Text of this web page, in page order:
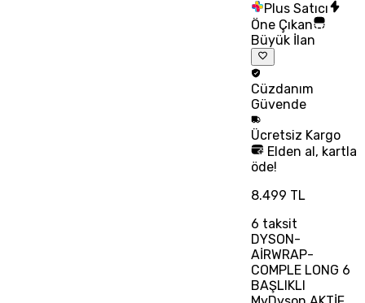
Plus Satıcı
Öne Çıkan
Büyük İlan
Cüzdanım
Güvende
Ücretsiz Kargo
Elden al, kartla
öde!
8.499 TL
6 taksit
DYSON-
AİRWRAP-
COMPLE LONG 6
BAŞLIKLI